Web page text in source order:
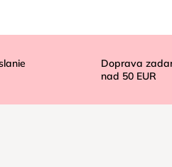
Doprava
nad 50 EUR